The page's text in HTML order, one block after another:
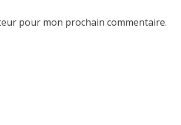
pour mon prochain commentaire.